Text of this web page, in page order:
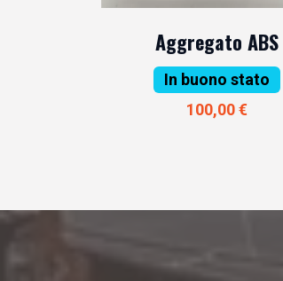
Aggregato ABS
In buono stato
100,00 €